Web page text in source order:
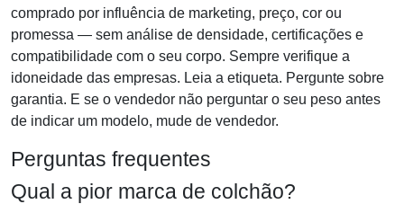
comprado por influência de marketing, preço, cor ou
promessa — sem análise de densidade, certificações e
compatibilidade com o seu corpo. Sempre verifique a
idoneidade das empresas. Leia a etiqueta. Pergunte sobre
garantia. E se o vendedor não perguntar o seu peso antes
de indicar um modelo, mude de vendedor.
Perguntas frequentes
Qual a pior marca de colchão?